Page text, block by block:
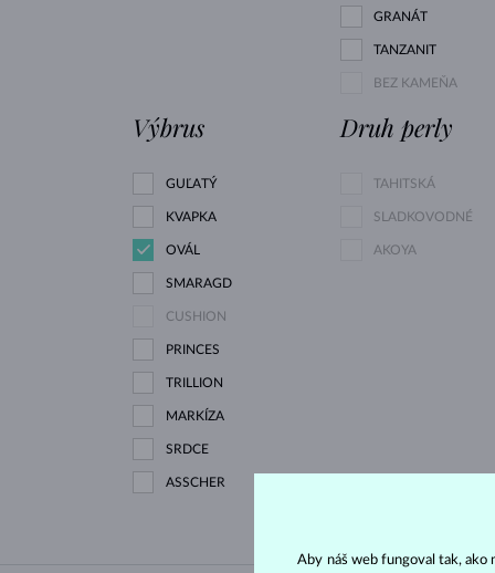
GRANÁT
TANZANIT
BEZ KAMEŇA
Výbrus
GUĽATÝ
KVAPKA
OVÁL
SMARAGD
CUSHION
PRINCES
TRILLION
MARKÍZA
SRDCE
ASSCHER
Druh perly
TAHITSKÁ
SLADKOVODNÉ
AKOYA
Aby náš web fungoval tak, ako